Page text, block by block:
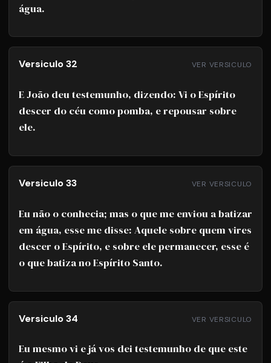
água.
Versiculo 32 VER VERSICULO
E João deu testemunho, dizendo: Vi o Espírito
descer do céu como pomba, e repousar sobre
ele.
Versiculo 33 VER VERSICULO
Eu não o conhecia; mas o que me enviou a batizar
em água, esse me disse: Aquele sobre quem vires
descer o Espírito, e sobre ele permanecer, esse é
o que batiza no Espírito Santo.
Versiculo 34 VER VERSICULO
Eu mesmo vi e já vos dei testemunho de que este